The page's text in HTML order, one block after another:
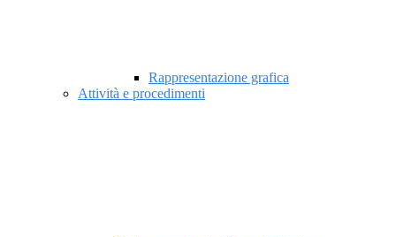
Rappresentazione grafica
Attività e procedimenti